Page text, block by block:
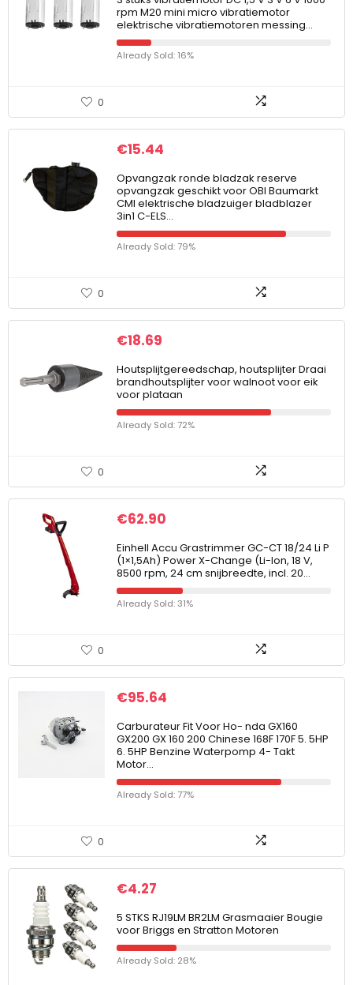
rpm M20 mini micro vibratiemotor
elektrische vibratiemotoren messing…
Already Sold: 16%
0
€15.44
Opvangzak ronde bladzak reserve
opvangzak geschikt voor OBI Baumarkt
CMI elektrische bladzuiger bladblazer
3in1 C-ELS…
Already Sold: 79%
0
€18.69
Houtsplijtgereedschap, houtsplijter Draai
brandhoutsplijter voor walnoot voor eik
voor plataan
Already Sold: 72%
0
€62.90
Einhell Accu Grastrimmer GC-CT 18/24 Li P
(1×1,5Ah) Power X-Change (Li-Ion, 18 V,
8500 rpm, 24 cm snijbreedte, incl. 20…
Already Sold: 31%
0
€95.64
Carburateur Fit Voor Ho- nda GX160
GX200 GX 160 200 Chinese 168F 170F 5. 5HP
6. 5HP Benzine Waterpomp 4- Takt
Motor…
Already Sold: 77%
0
€4.27
5 STKS RJ19LM BR2LM Grasmaaier Bougie
voor Briggs en Stratton Motoren
Already Sold: 28%